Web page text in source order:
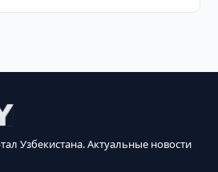
Узбекистана. Актуальные новости